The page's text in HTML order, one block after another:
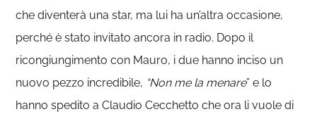
che diventerà una star, ma lui ha un’altra occasione,
perché è stato invitato ancora in radio. Dopo il
ricongiungimento con Mauro, i due hanno inciso un
nuovo pezzo incredibile, “Non me la menare” e lo
hanno spedito a Claudio Cecchetto che ora li vuole di